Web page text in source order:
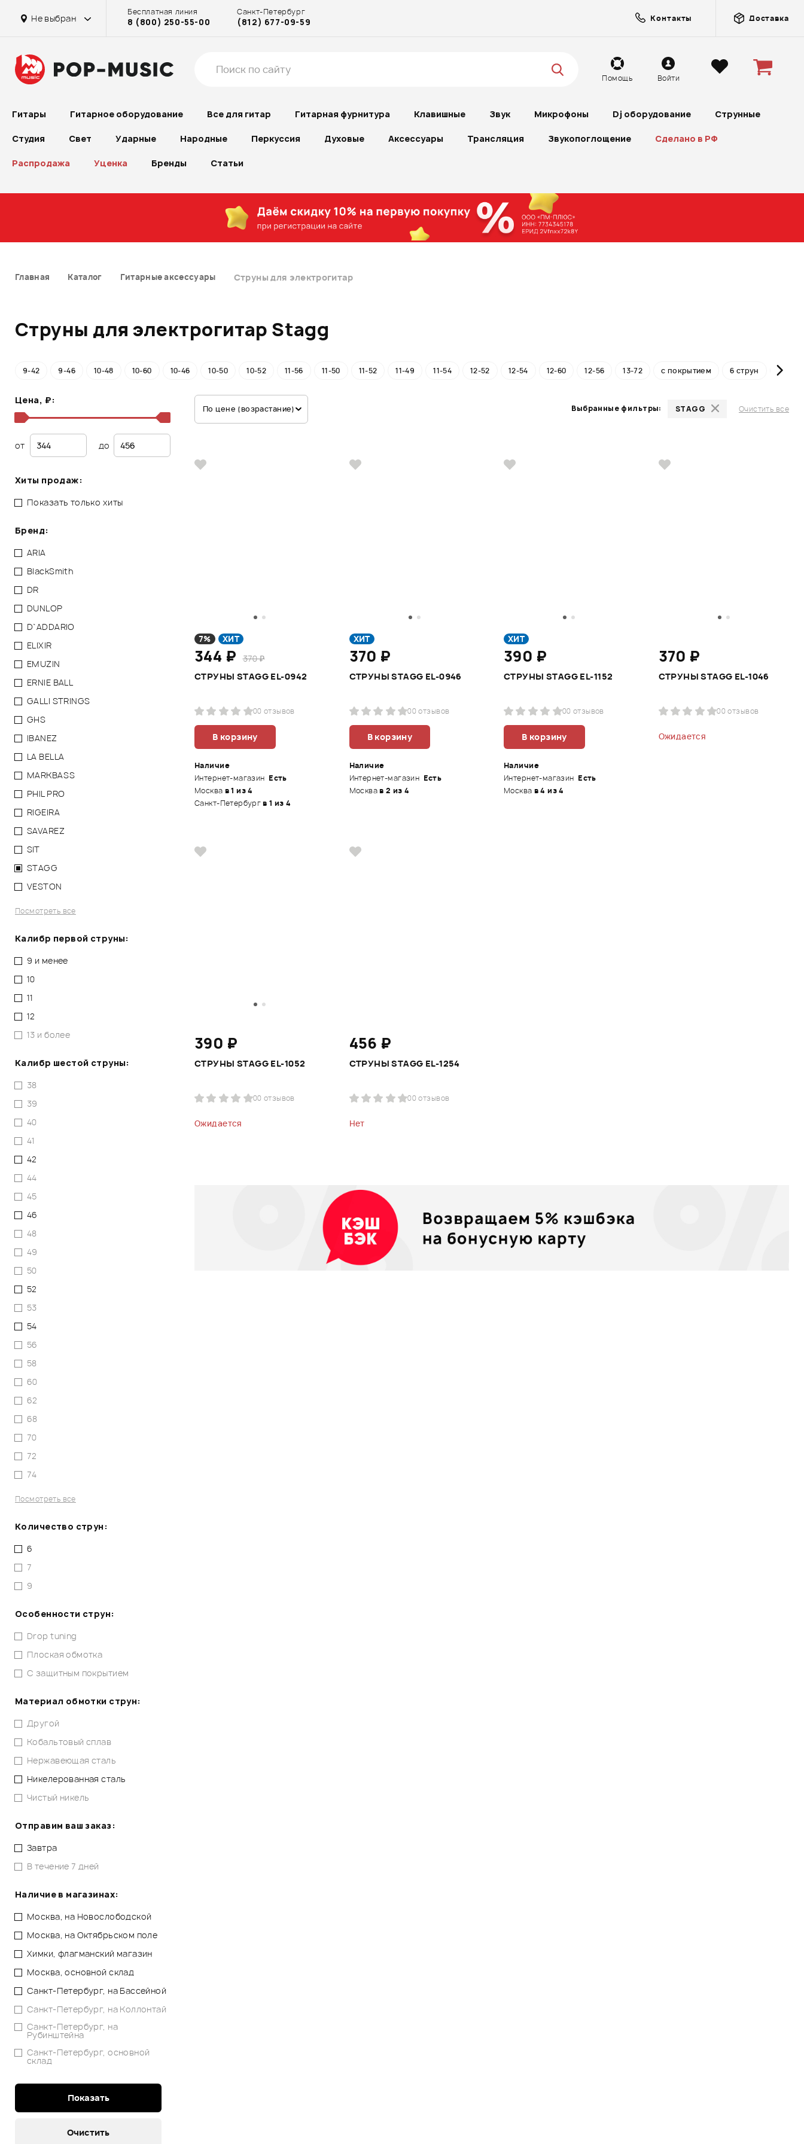
Не выбран
Бесплатная линия
8 (800) 250-55-00
Санкт-Петербург
(812) 677-09-59 Контакты Доставка
Помощь Войти
Гитары Гитарное оборудование Все для гитар Гитарная фурнитура Клавишные Звук Микрофоны Dj оборудование Струнные
Студия Свет Ударные Народные Перкуссия Духовые Аксессуары Трансляция Звукопоглощение Сделано в РФ
Распродажа Уценка Бренды Статьи
Главная Каталог Гитарные аксессуары Струны для электрогитар
Струны для электрогитар Stagg
9-42 9-46 10-48 10-60 10-46 10-50 10-52 11-56 11-50 11-52 11-49 11-54 12-52 12-54 12-60 12-56 13-72 с покрытием 6 струн
Цена, ₽:
от до
Хиты продаж:
Показать только хиты
Бренд:
ARIA
BlackSmith
DR
DUNLOP
D`ADDARIO
ELIXIR
EMUZIN
ERNIE BALL
GALLI STRINGS
GHS
IBANEZ
LA BELLA
MARKBASS
PHIL PRO
RIGEIRA
SAVAREZ
SIT
STAGG
VESTON
Посмотреть все
Калибр первой струны:
9 и менее
10
11
12
13 и более
Калибр шестой струны:
38
39
40
41
42
44
45
46
48
49
50
52
53
54
56
58
60
62
68
70
72
74
Посмотреть все
Количество струн:
6
7
9
Особенности струн:
Drop tuning
Плоская обмотка
С защитным покрытием
Материал обмотки струн:
Другой
Кобальтовый сплав
Нержавеющая сталь
Никелерованная сталь
Чистый никель
Отправим ваш заказ:
Завтра
В течение 7 дней
Наличие в магазинах:
Москва, на Новослободской
Москва, на Октябрьском поле
Химки, флагманский магазин
Москва, основной склад
Санкт-Петербург, на Бассейной
Санкт-Петербург, на Коллонтай
Санкт-Петербург, на
Рубинштейна
Санкт-Петербург, основной
склад
По цене (возрастание) Выбранные фильтры: STAGG Очистить все
7% ХИТ
344 ₽
370 ₽
СТРУНЫ STAGG EL-0942
00 отзывов
В корзину
Наличие
Интернет-магазин Есть
Москва в 1 из 4
Санкт-Петербургв 1 из 4
ХИТ
370 ₽
СТРУНЫ STAGG EL-0946
00 отзывов
В корзину
Наличие
Интернет-магазин Есть
Москвав 2 из 4
ХИТ
390 ₽
СТРУНЫ STAGG EL-1152
00 отзывов
В корзину
Наличие
Интернет-магазин Есть
Москва в 4 из 4
370 ₽
СТРУНЫ STAGG EL-1046
00 отзывов
Ожидается
390 ₽
СТРУНЫ STAGG EL-1052
00 отзывов
Ожидается
456 ₽
СТРУНЫ STAGG EL-1254
00 отзывов
Нет
на Октябрьском поле
в г. Химки